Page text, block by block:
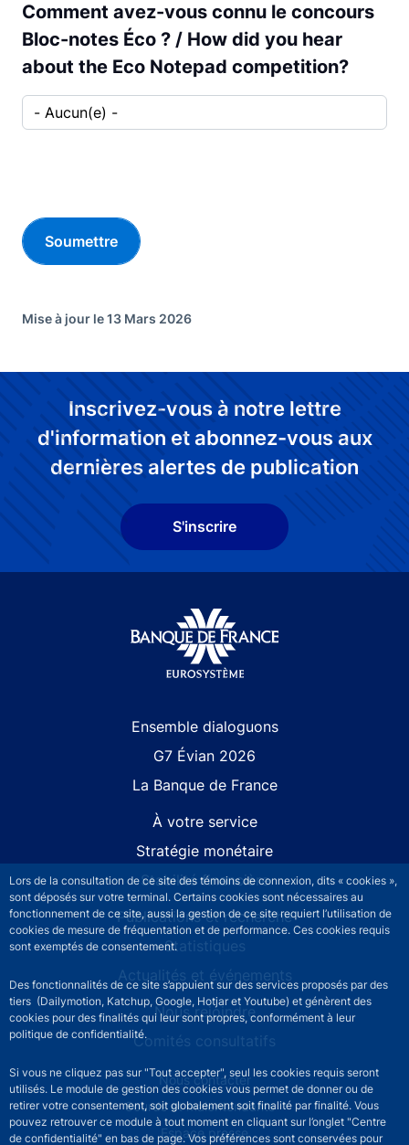
Lors de la consultation de ce site des témoins de connexion, dits « cookies »,
sont déposés sur votre terminal. Certains cookies sont nécessaires au
fonctionnement de ce site, aussi la gestion de ce site requiert l’utilisation de
cookies de mesure de fréquentation et de performance. Ces cookies requis
sont exemptés de consentement.
Des fonctionnalités de ce site s’appuient sur des services proposés par des
tiers (Dailymotion, Katchup, Google, Hotjar et Youtube) et génèrent des
cookies pour des finalités qui leur sont propres, conformément à leur
politique de confidentialité.
Si vous ne cliquez pas sur "Tout accepter", seul les cookies requis seront
utilisés. Le module de gestion des cookies vous permet de donner ou de
retirer votre consentement, soit globalement soit finalité par finalité. Vous
pouvez retrouver ce module à tout moment en cliquant sur l’onglet "Centre
de confidentialité" en bas de page. Vos préférences sont conservées pour
Comment avez-vous connu le concours
Bloc-notes Éco ? / How did you hear
about the Eco Notepad competition?
Comment avez-vous connu le concours
Mise à jour le 13 Mars 2026
Inscrivez-vous à notre lettre
d'information et abonnez-vous aux
dernières alertes de publication
S'inscrire
Ensemble dialoguons
G7 Évian 2026
La Banque de France
À votre service
Stratégie monétaire
Stabilité financière
Publications et recherche
Statistiques
Actualités et événements
Nous rejoindre
Comités consultatifs
Footer secondary menuNous contacter
Sourds et malentendants
Espace presse